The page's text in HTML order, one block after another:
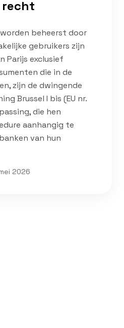
recht
beheerst door
gebruikers zijn
Parijs exclusief
die in de
zijn de dwingende
Brussel I bis (EU nr.
die hen
aanhangig te
van hun
2026